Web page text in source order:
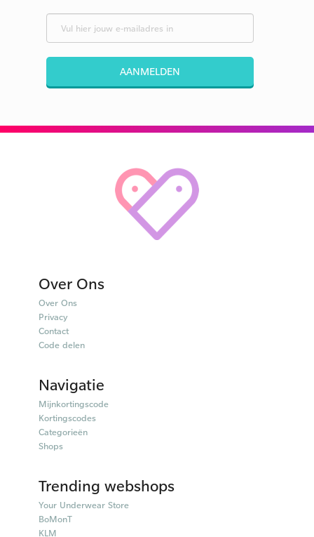
AANMELDEN
Over Ons
Over Ons
Privacy
Contact
Code delen
Navigatie
Mijnkortingscode
Kortingscodes
Categorieën
Shops
Trending webshops
Your Underwear Store
BoMonT
KLM